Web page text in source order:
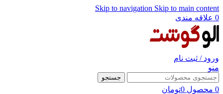
Skip to navigation Skip to main content
0 علاقه مندی
ورود / ثبت نام
منو
جستجو
0 محصول 0تومان